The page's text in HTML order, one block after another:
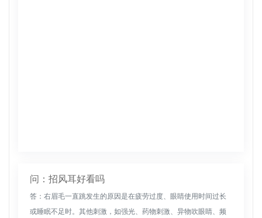
问：招风耳好看吗
答：右眉毛一直跳发生的原因是在疲劳过度、眼睛使用时间过长
或睡眠不足时。其他刺激，如强光、药物刺激、异物吹眼睛、频